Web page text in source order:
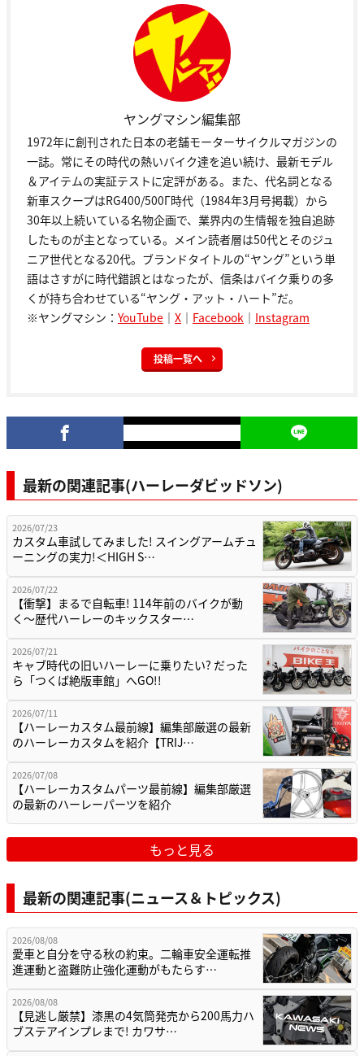
ヤングマシン編集部
1972年に創刊された日本の老舗モーターサイクルマガジンの
一誌。常にその時代の熱いバイク達を追い続け、最新モデル
＆アイテムの実証テストに定評がある。また、代名詞となる
新車スクープはRG400/500Γ時代（1984年3月号掲載）から
30年以上続いている名物企画で、業界内の生情報を独自追跡
したものが主となっている。メイン読者層は50代とそのジュ
ニア世代となる20代。ブランドタイトルの“ヤング”という単
語はさすがに時代錯誤とはなったが、信条はバイク乗りの多
くが持ち合わせている“ヤング・アット・ハート”だ。
※ヤングマシン： YouTube ｜ X ｜ Facebook ｜ Instagram
投稿一覧へ
最新の関連記事(ハーレーダビッドソン)
2026/07/23
カスタム車試してみました! スイングアームチュ
ーニングの実力!＜HIGH S…
2026/07/22
【衝撃】まるで自転車! 114年前のバイクが動
く〜歴代ハーレーのキックスター…
2026/07/21
キャブ時代の旧いハーレーに乗りたい? だった
ら「つくば絶版車館」へGO!!
2026/07/11
【ハーレーカスタム最前線】編集部厳選の最新
のハーレーカスタムを紹介【TRIJ…
2026/07/08
【ハーレーカスタムパーツ最前線】編集部厳選
の最新のハーレーパーツを紹介
もっと見る
最新の関連記事(ニュース＆トピックス)
2026/08/08
愛車と自分を守る秋の約束。二輪車安全運転推
進運動と盗難防止強化運動がもたらす…
2026/08/08
【見逃し厳禁】漆黒の4気筒発売から200馬力ハ
ブステアインプレまで! カワサ…